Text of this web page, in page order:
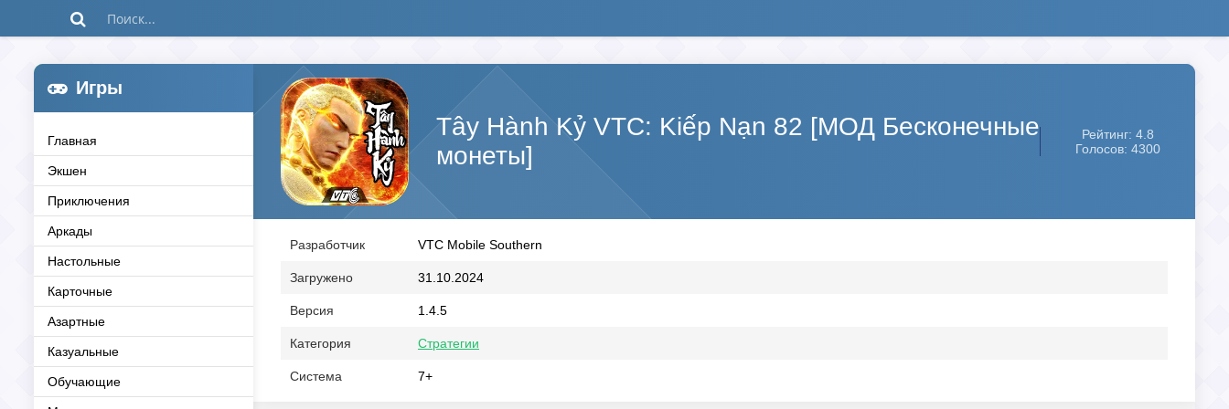
Игры
Главная
Экшен
Приключения
Аркады
Настольные
Карточные
Азартные
Казуальные
Обучающие
Tây Hành Kỷ VTC: Kiếp Nạn 82 [МОД Бесконечные
монеты]
Рейтинг: 4.8
Голосов: 4300
Разработчик VTC Mobile Southern
Загружено 31.10.2024
Версия 1.4.5
Категория Стратегии
Система 7+